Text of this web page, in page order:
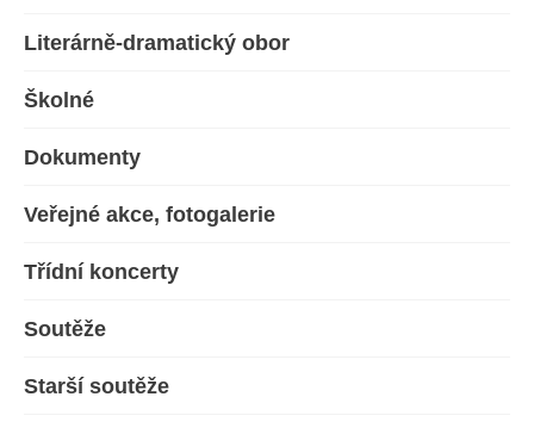
Literárně-dramatický obor
Školné
Dokumenty
Veřejné akce, fotogalerie
Třídní koncerty
Soutěže
Starší soutěže